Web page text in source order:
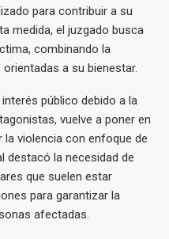
para contribuir a su
medida, el juzgado busca
combinando la
a su bienestar.
público debido a la
vuelve a poner en
violencia con enfoque de
destacó la necesidad de
que suelen estar
para garantizar la
afectadas.